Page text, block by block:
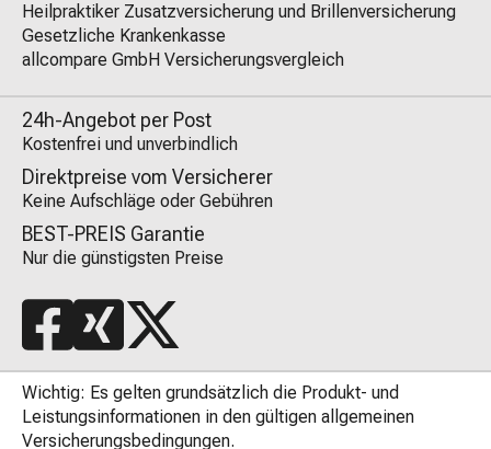
Heilpraktiker Zusatzversicherung und Brillenversicherung
Gesetzliche Krankenkasse
allcompare GmbH Versicherungsvergleich
24h-Angebot per Post
Kostenfrei und unverbindlich
Direktpreise vom Versicherer
Keine Aufschläge oder Gebühren
BEST-PREIS Garantie
Nur die günstigsten Preise
Wichtig: Es gelten grundsätzlich die Produkt- und
Leistungsinformationen in den gültigen allgemeinen
Versicherungsbedingungen.